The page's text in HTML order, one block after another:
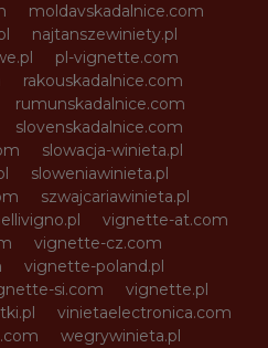
moldavskadalnice.com
najtanszewiniety.pl
pl-vignette.com
rakouskadalnice.com
rumunskadalnice.com
slovenskadalnice.com
slowacja-winieta.pl
sloweniawinieta.pl
szwajcariawinieta.pl
vignette-at.com
vignette-cz.com
vignette-poland.pl
si.com
vignette.pl
vinietaelectronica.com
wegrywinieta.pl